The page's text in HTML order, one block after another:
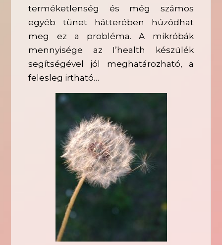
terméketlenség és még számos
egyéb tünet hátterében húzódhat
meg ez a probléma. A mikróbák
mennyisége az I’health készülék
segítségével jól meghatározható, a
felesleg irtható…